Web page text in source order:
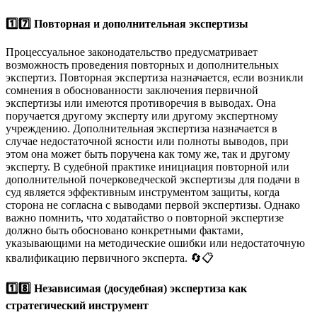
1️⃣7️⃣ Повторная и дополнительная экспертизы
Процессуальное законодательство предусматривает
возможность проведения повторных и дополнительных
экспертиз. Повторная экспертиза назначается, если возникли
сомнения в обоснованности заключения первичной
экспертизы или имеются противоречия в выводах. Она
поручается другому эксперту или другому экспертному
учреждению. Дополнительная экспертиза назначается в
случае недостаточной ясности или полноты выводов, при
этом она может быть поручена как тому же, так и другому
эксперту. В судебной практике инициация повторной или
дополнительной почерковедческой экспертизы для подачи в
суд является эффективным инструментом защиты, когда
сторона не согласна с выводами первой экспертизы. Однако
важно помнить, что ходатайство о повторной экспертизе
должно быть обосновано конкретными фактами,
указывающими на методические ошибки или недостаточную
квалификацию первичного эксперта. 🔄📋
1️⃣8️⃣ Независимая (досудебная) экспертиза как
стратегический инструмент